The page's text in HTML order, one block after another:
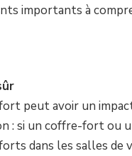
importants à
peut avoir un
: si un coffre-fort ou
dans les salles de